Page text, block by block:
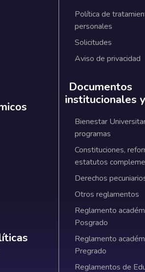
institucionales
Política de
personales
Solicitudes
Aviso de privacidad
Documentos
institucionales
Bienestar
programas
Constituciones,
estatutos
Derechos
Otros reglamentos
Reglamento
Posgrado
Reglamento
Pregrado
Reglamentos de